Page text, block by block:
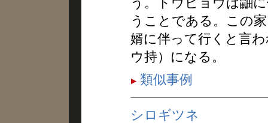
うことである。この
婿に伴って行くと言
ウ持）になる。
類似事例
シロギツネ